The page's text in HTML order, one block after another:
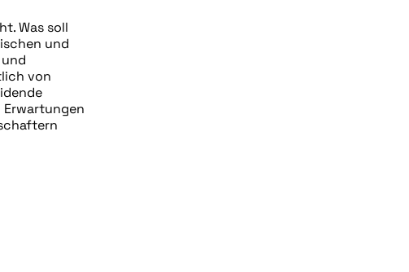
Was soll
und
von